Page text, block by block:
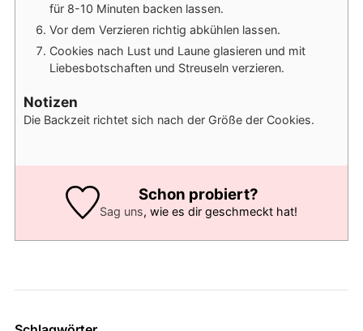
für 8-10 Minuten backen lassen.
Vor dem Verzieren richtig abkühlen lassen.
Cookies nach Lust und Laune glasieren und mit
Liebesbotschaften und Streuseln verzieren.
Notizen
Die Backzeit richtet sich nach der Größe der Cookies.
Schon probiert?
Sag uns, wie es dir geschmeckt hat!